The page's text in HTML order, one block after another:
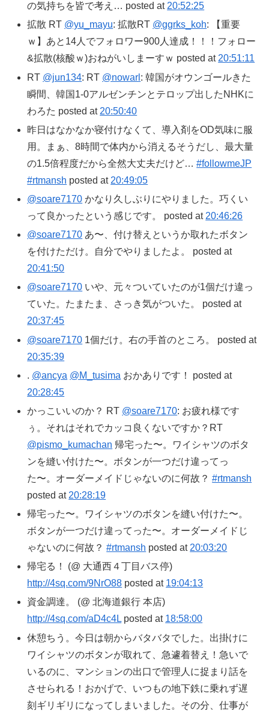
の気持ちを皆で考え… posted at 20:52:25
拡散 RT @yu_mayu: 拡散RT @ggrks_koh: 【重要
ｗ】あと14人でフォロワー900人達成！！！フォロー
&拡散(核酸ｗ)おねがいしまーすｗ posted at20:51:11
RT @jun134: RT @nowarl : 韓国がオウンゴールきた
瞬間、韓国1-0アルゼンチンとテロップ出したNHKに
わろた posted at 20:50:40
昨日はなかなか寝付けなくて、導入剤をOD気味に服
用。まぁ、8時間で体内から消えるそうだし、最大量
の1.5倍程度だから全然大丈夫だけど…#followmeJP
#rtmansh posted at 20:49:05
@soare7170 かなり久しぶりにやりました。巧くい
って良かったという感じです。 posted at 20:46:26
@soare7170 あ〜、付け替えというか取れたボタン
を付けただけ。自分でやりましたよ。 posted at
20:41:50
@soare7170 いや、元々ついていたのが1個だけ違っ
ていた。たまたま、さっき気がついた。 posted at
20:37:45
@soare7170 1個だけ。右の手首のところ。 posted at
20:35:39
. @ancya @M_tusima おかありです！ posted at
20:28:45
かっこいいのか？ RT @soare7170: お疲れ様です
ぅ。それはそれでカッコ良くないですか？RT
@pismo_kumachan 帰宅った〜。ワイシャツのボタ
ンを縫い付けた〜。ボタンが一つだけ違ってっ
た〜。オーダーメイドじゃないのに何故？#rtmansh
posted at 20:28:19
帰宅った〜。ワイシャツのボタンを縫い付けた〜。
ボタンが一つだけ違ってった〜。オーダーメイドじ
ゃないのに何故？#rtmansh posted at 20:03:20
帰宅る！ (@ 大通西４丁目バス停)
http://4sq.com/9NrO88 posted at 19:04:13
資金調達。 (@ 北海道銀行 本店)
http://4sq.com/aD4c4Lposted at 18:58:00
休憩ちう。今日は朝からバタバタでした。出掛けに
ワイシャツのボタンが取れて、急遽着替え！急いで
いるのに、マンションの出口で管理人に捉まり話を
させられる！おかげで、いつもの地下鉄に乗れず遅
刻ギリギリになってしまいました。その分、仕事が